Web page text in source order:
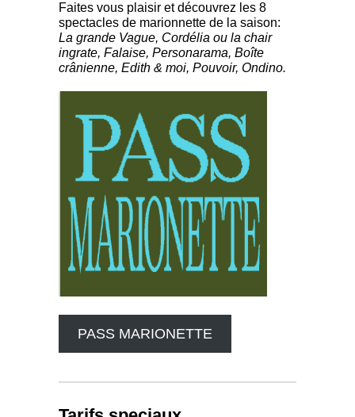
Faites vous plaisir et découvrez les 8
spectacles de marionnette de la saison:
La grande Vague, Cordélia ou la chair
ingrate, Falaise, Personarama, Boîte
crânienne, Edith & moi, Pouvoir, Ondino.
PASS MARIONETTE